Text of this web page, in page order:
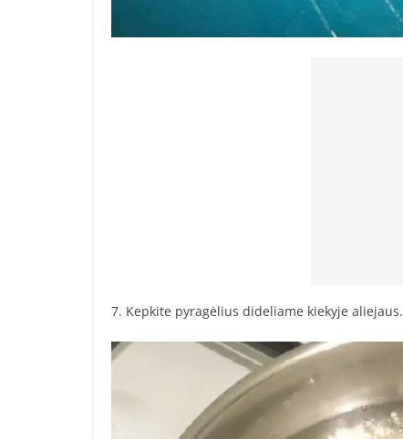
7. Kepkite pyragėlius dideliame kiekyje aliejaus.